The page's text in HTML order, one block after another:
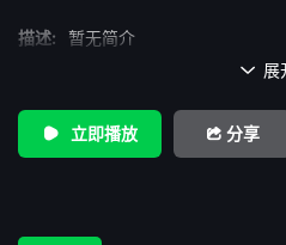
描述: 暂无简介
 展
立即播放 分享